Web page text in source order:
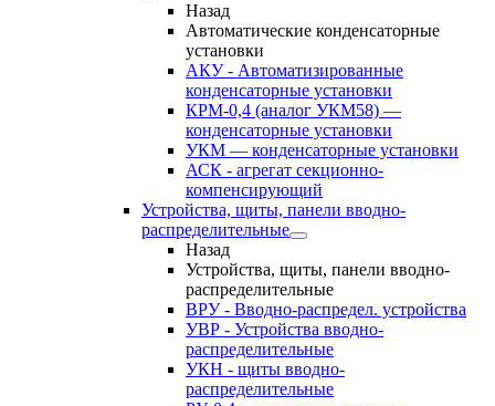
Назад
Автоматические конденсаторные
установки
АКУ - Автоматизированные
конденсаторные установки
КРМ-0,4 (аналог УКМ58) —
конденсаторные установки
УКМ — конденсаторные установки
АСК - агрегат секционно-
компенсирующий
Устройства, щиты, панели вводно-
распределительные
Назад
Устройства, щиты, панели вводно-
распределительные
ВРУ - Вводно-распредел. устройства
УВР - Устройства вводно-
распределительные
УКН - щиты вводно-
распределительные